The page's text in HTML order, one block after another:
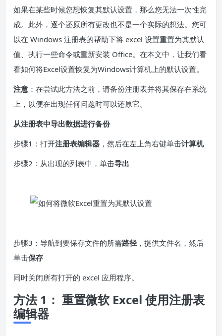
如果在某些时候您想恢复其默认设置，那么您无法一次性完
成。此外，逐个还原所有更改也不是一个实际的想法。您可
以在 Windows 注册表的帮助下将 excel 设置重置为其默认
值、执行一些命令或重新安装 Office。在本文中，让我们看
看如何将Excel设置恢复为Windows计算机上的默认设置。
注意 ：在尝试此方法之前，请备份注册表并将其保存在系统
上，以便在出现任何问题时可以还原它。
从注册表中导出数据进行备份
步骤1：打开注册表编辑器 ，然后在左上角右键单击计算机
步骤2：从出现的列表中，单击导出
步骤3：导航到要保存文件的所需路径，提供文件名，然后
单击保存
同时关闭所有打开的 excel 应用程序。
方法 1： 重置微软 Excel 使用注册表
编辑器